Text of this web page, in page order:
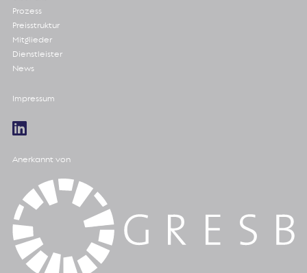
Prozess
Preisstruktur
Mitglieder
Dienstleister
News
Impressum
Anerkannt von